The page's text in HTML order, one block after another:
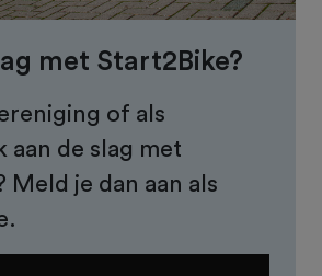
met Start2Bike?
of als
aan de slag met
Meld je dan aan als